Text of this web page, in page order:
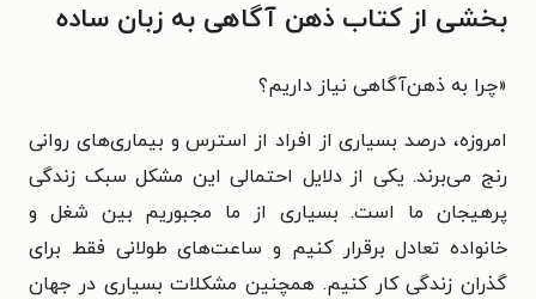
بخشی از کتاب ذهن آگاهی به زبان ساده
«چرا به ذهن‌آگاهی نیاز داریم؟
امروزه، درصد بسیاری از افراد از استرس و بیماری‌های روانی
رنج می‌برند. یکی از دلایل احتمالی این مشکل سبک زندگی
پرهیجان ما است. بسیاری از ما مجبوریم بین شغل و
خانواده تعادل برقرار کنیم و ساعت‌های طولانی فقط برای
گذران زندگی کار کنیم. همچنین مشکلات بسیاری در جهان